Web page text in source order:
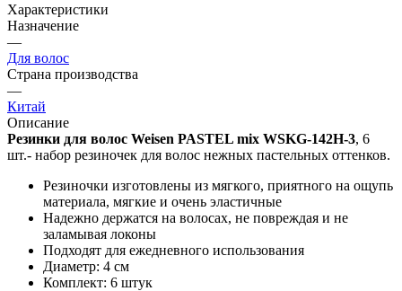
Характеристики
Назначение
—
Для волос
Страна производства
—
Китай
Описание
Резинки для волос Weisen PASTEL mix WSKG-142H-3, 6
шт.- набор резиночек для волос нежных пастельных оттенков.
Резиночки изготовлены из мягкого, приятного на ощупь
материала, мягкие и очень эластичные
Надежно держатся на волосах, не повреждая и не
заламывая локоны
Подходят для ежедневного использования
Диаметр: 4 см
Комплект: 6 штук